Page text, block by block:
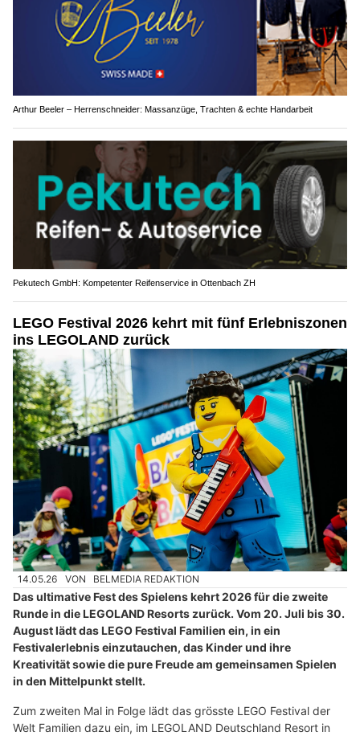
Arthur Beeler – Herrenschneider: Massanzüge, Trachten & echte Handarbeit
Pekutech GmbH: Kompetenter Reifenservice in Ottenbach ZH
LEGO Festival 2026 kehrt mit fünf Erlebniszonen
ins LEGOLAND zurück
14.05.26 VON BELMEDIA REDAKTION
Das ultimative Fest des Spielens kehrt 2026 für die zweite
Runde in die LEGOLAND Resorts zurück. Vom 20. Juli bis 30.
August lädt das LEGO Festival Familien ein, in ein
Festivalerlebnis einzutauchen, das Kinder und ihre
Kreativität sowie die pure Freude am gemeinsamen Spielen
in den Mittelpunkt stellt.
Zum zweiten Mal in Folge lädt das grösste LEGO Festival der
Welt Familien dazu ein, im LEGOLAND Deutschland Resort in